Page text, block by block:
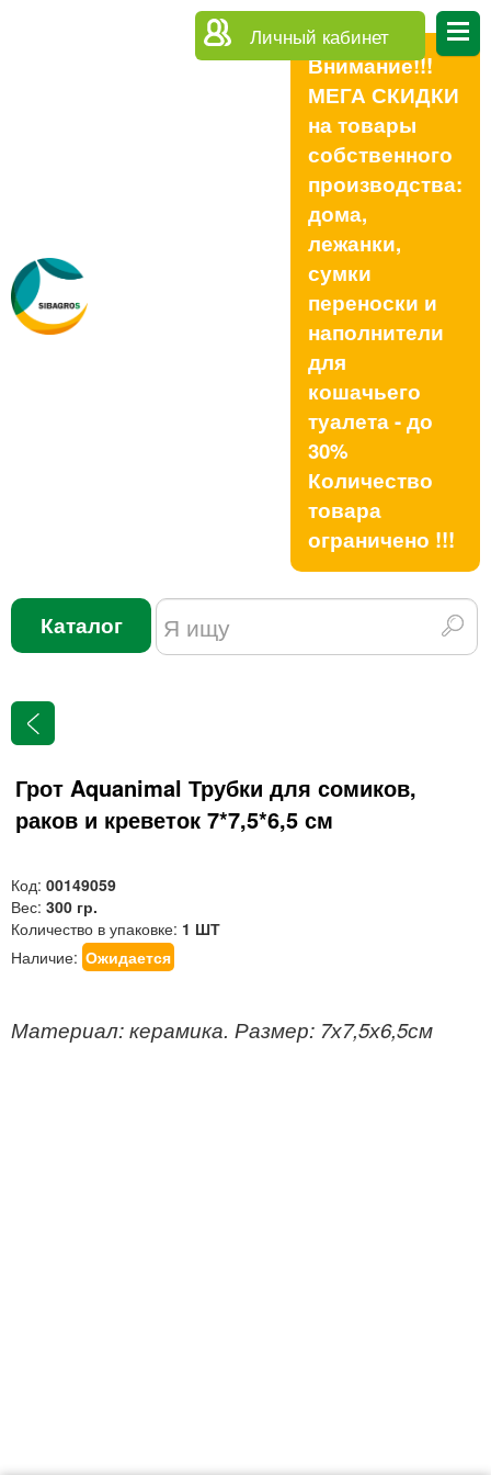
Личный кабинет
Внимание!!!
МЕГА СКИДКИ
на товары
собственного
производства:
дома,
лежанки,
сумки
переноски и
наполнители
для
кошачьего
туалета - до
30%
Количество
товара
ограничено !!!
Каталог
Грот Aquanimal Трубки для сомиков,
раков и креветок 7*7,5*6,5 см
Код: 00149059
Вес: 300 гр.
Количество в упаковке: 1 ШТ
Наличие: Ожидается
Материал: керамика. Размер: 7х7,5х6,5см